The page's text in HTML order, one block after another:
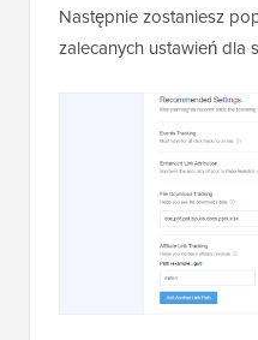
Następnie zostaniesz
zalecanych ustawień dla